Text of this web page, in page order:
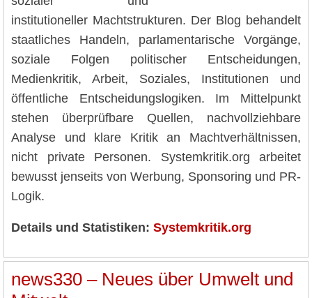
institutioneller Machtstrukturen. Der Blog behandelt
staatliches Handeln, parlamentarische Vorgänge,
soziale Folgen politischer Entscheidungen,
Medienkritik, Arbeit, Soziales, Institutionen und
öffentliche Entscheidungslogiken. Im Mittelpunkt
stehen überprüfbare Quellen, nachvollziehbare
Analyse und klare Kritik an Machtverhältnissen,
nicht private Personen. Systemkritik.org arbeitet
bewusst jenseits von Werbung, Sponsoring und PR-
Logik.
Details und Statistiken: Systemkritik.org
news330 – Neues über Umwelt und